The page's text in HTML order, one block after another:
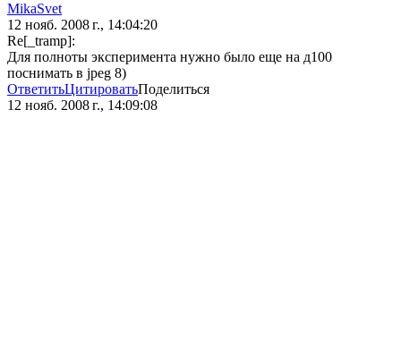
MikaSvet
12 нояб. 2008 г., 14:04:20
Re[_tramp]:
Для полноты эксперимента нужно было еще на д100
поснимать в jpeg 8)
ОтветитьЦитироватьПоделиться
12 нояб. 2008 г., 14:09:08